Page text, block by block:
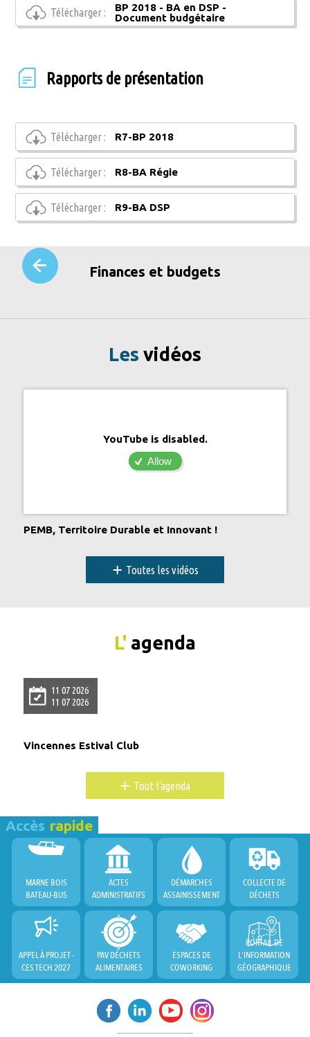
Télécharger :
BP 2018 - BA en DSP -
Document budgétaire
Rapports de présentation
Télécharger : R7-BP 2018
Télécharger : R8-BA Régie
Télécharger : R9-BA DSP
Finances et budgets
Les vidéos
YouTube is disabled.
Allow
PEMB, Territoire Durable et Innovant !
+ Toutes les vidéos
L' agenda
11 07 2026
11 07 2026
Vincennes Estival Club
+ Tout l'agenda
Accès rapide
MARNE BOIS
BATEAU-BUS
ACTES
ADMINISTRATIFS
DÉMARCHES
ASSAINISSEMENT
COLLECTE DE
DÉCHETS
APPEL À PROJET -
CES TECH 2027
PAV DÉCHETS
ALIMENTAIRES
ESPACES DE
COWORKING
PORTAIL DE
L'INFORMATION
GÉOGRAPHIQUE